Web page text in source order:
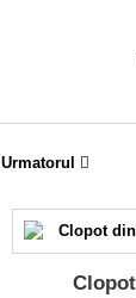
Urmatorul